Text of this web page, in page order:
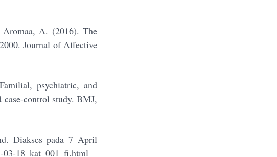
A. (2016). The
Journal of Affective
psychiatric, and
case-control study. BMJ,
Diakses pada 7 April
18_kat_001_fi.html